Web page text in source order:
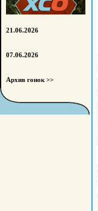
21.06.2026
07.06.2026
Архив гонок >>